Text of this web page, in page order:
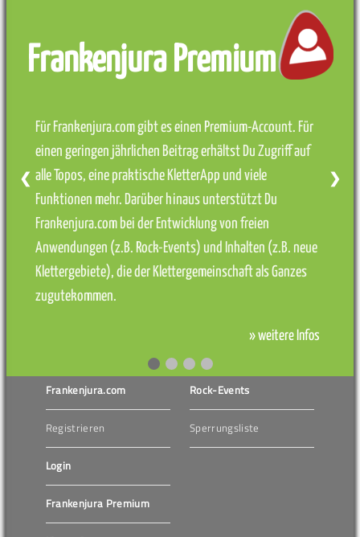
Frankenjura Premium
Für Frankenjura.com gibt es einen Premium-Account. Für
einen geringen jährlichen Beitrag erhältst Du Zugriff auf
alle Topos, eine praktische KletterApp und viele
Funktionen mehr. Darüber hinaus unterstützt Du
Frankenjura.com bei der Entwicklung von freien
Anwendungen (z.B. Rock-Events) und Inhalten (z.B. neue
Klettergebiete), die der Klettergemeinschaft als Ganzes
zugutekommen.
» weitere Infos
❮ ❯
Frankenjura.com
Registrieren
Login
Frankenjura Premium
Rock-Events
Sperrungsliste